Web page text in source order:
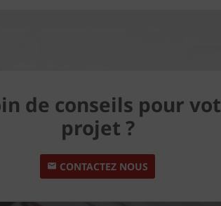
de conseils pour
projet ?
CONTACTEZ NOUS